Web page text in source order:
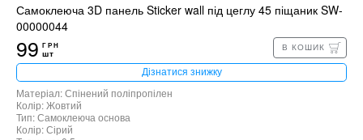
Самоклеюча 3D панель Sticker wall під цеглу 45 піщаник SW-
00000044
99 ГРН
шт
В КОШИК
Дізнатися знижку
Матеріал: Спінений поліпропілен
Колір: Жовтий
Тип: Самоклеюча основа
Колір: Сірий